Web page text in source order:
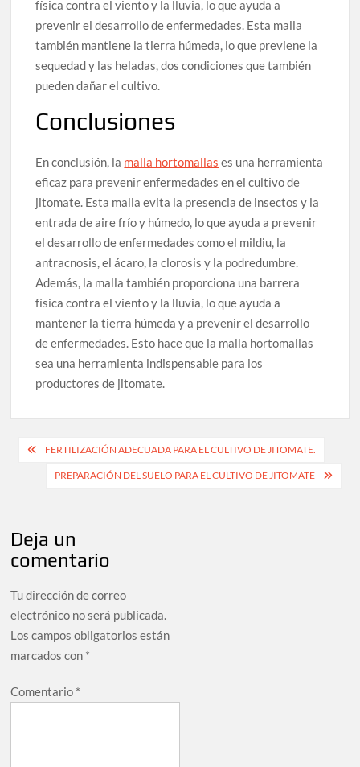
física contra el viento y la lluvia, lo que ayuda a
prevenir el desarrollo de enfermedades. Esta malla
también mantiene la tierra húmeda, lo que previene la
sequedad y las heladas, dos condiciones que también
pueden dañar el cultivo.
Conclusiones
En conclusión, la malla hortomallas es una herramienta
eficaz para prevenir enfermedades en el cultivo de
jitomate. Esta malla evita la presencia de insectos y la
entrada de aire frío y húmedo, lo que ayuda a prevenir
el desarrollo de enfermedades como el mildiu, la
antracnosis, el ácaro, la clorosis y la podredumbre.
Además, la malla también proporciona una barrera
física contra el viento y la lluvia, lo que ayuda a
mantener la tierra húmeda y a prevenir el desarrollo
de enfermedades. Esto hace que la malla hortomallas
sea una herramienta indispensable para los
productores de jitomate.
Navegación
FERTILIZACIÓN ADECUADA PARA EL CULTIVO DE JITOMATE.
PREPARACIÓN DEL SUELO PARA EL CULTIVO DE JITOMATE
Deja un
comentario
Tu dirección de correo
electrónico no será publicada.
Los campos obligatorios están
marcados con *
Comentario *